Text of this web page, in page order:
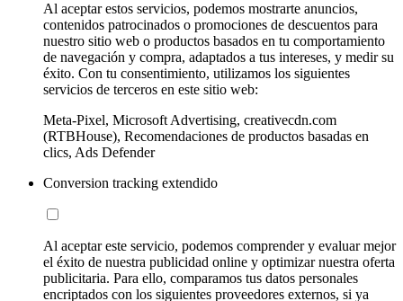
Al aceptar estos servicios, podemos mostrarte anuncios,
contenidos patrocinados o promociones de descuentos para
nuestro sitio web o productos basados en tu comportamiento
de navegación y compra, adaptados a tus intereses, y medir su
éxito. Con tu consentimiento, utilizamos los siguientes
servicios de terceros en este sitio web:
Meta-Pixel, Microsoft Advertising, creativecdn.com
(RTBHouse), Recomendaciones de productos basadas en
clics, Ads Defender
Conversion tracking extendido
Al aceptar este servicio, podemos comprender y evaluar mejor
el éxito de nuestra publicidad online y optimizar nuestra oferta
publicitaria. Para ello, comparamos tus datos personales
encriptados con los siguientes proveedores externos, si ya